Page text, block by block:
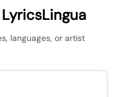
languages, or artist